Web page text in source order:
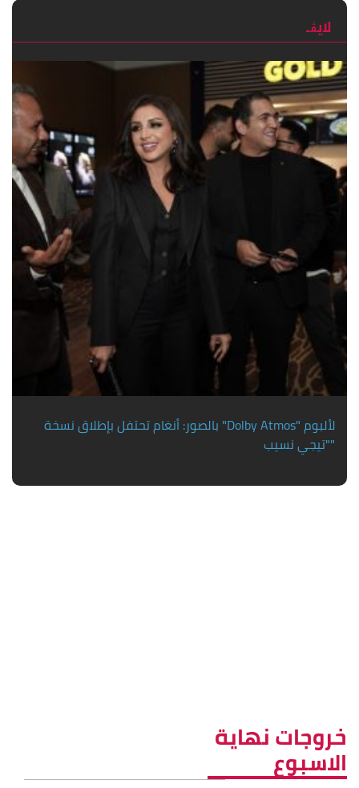
لايڨـ
بالصور: أنغام تحتفل بإطلاق نسخة "Dolby Atmos" لألبوم
"تيجي نسيب"
خروجات نهاية
الاسبوع